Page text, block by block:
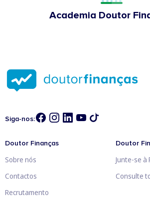
Academia Doutor
Siga-nos:
Doutor Finanças
Sobre nós
Contactos
Recrutamento
Doutor
Junte-se à
Consulte